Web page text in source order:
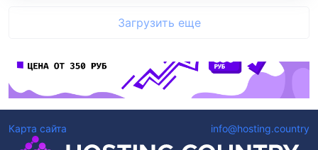
Загрузить еще
Карта сайта info@hosting.country